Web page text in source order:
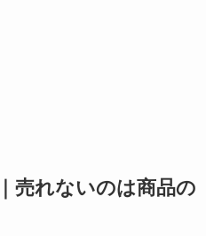
売れないのは商品の